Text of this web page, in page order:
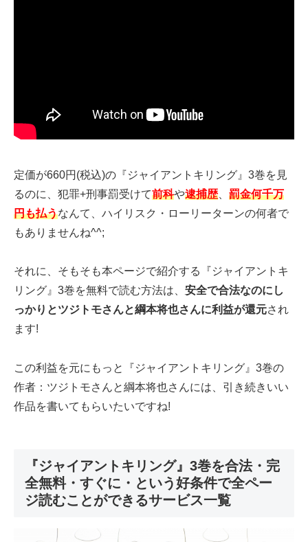
定価が660円(税込)の『ジャイアントキリング』3巻を見
るのに、犯罪+刑事罰受けて前科や逮捕歴、 罰金何千万
円も払うなんて、ハイリスク・ローリーターンの何者で
もありませんね^^;
それに、そもそも本ページで紹介する『ジャイアントキ
リング』3巻を無料で読む方法は、 安全で合法なのにし
っかりとツジトモさんと綱本将也さんに利益が還元され
ます!
この利益を元にもっと『ジャイアントキリング』3巻の
作者：ツジトモさんと綱本将也さんには、引き続きいい
作品を書いてもらいたいですね!
『ジャイアントキリング』3巻を合法・完
全無料・すぐに・という好条件で全ペー
ジ読むことができるサービス一覧